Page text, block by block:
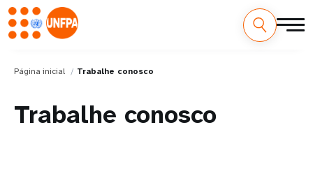
Página inicial Trabalhe conosco
Trabalhe conosco